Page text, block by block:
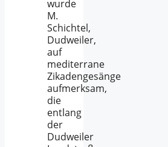
wurde
M.
Schichtel,
Dudweiler,
auf
mediterrane
Zikadengesänge
aufmerksam,
die
entlang
der
Dudweiler